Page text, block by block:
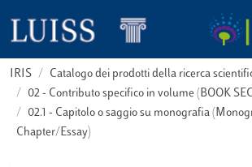
IRIS
Catalogo dei prodotti della ricerca
02 - Contributo specifico in volume (BOOK
02.1 - Capitolo o saggio su monografia
Chapter/Essay)